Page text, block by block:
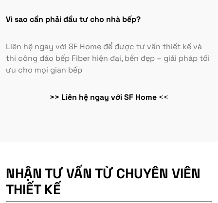
Vì sao cần phải đầu tư cho nhà bếp?
Liên hệ ngay với SF Home để được tư vấn thiết kế và
thi công đảo bếp Fiber hiện đại, bền đẹp – giải pháp tối
ưu cho mọi gian bếp
>> Liên hệ ngay với SF Home <<
NHẬN TƯ VẤN TỪ CHUYÊN VIÊN
THIẾT KẾ